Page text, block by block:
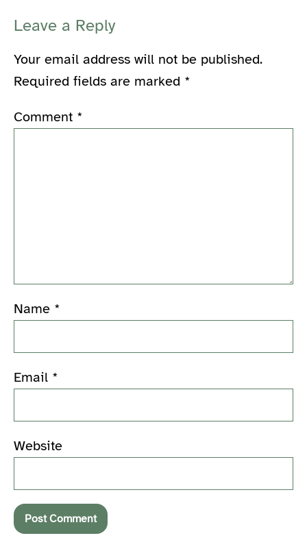
Leave a Reply
Your email address will not be published.
Required fields are marked *
Comment *
Name *
Email *
Website